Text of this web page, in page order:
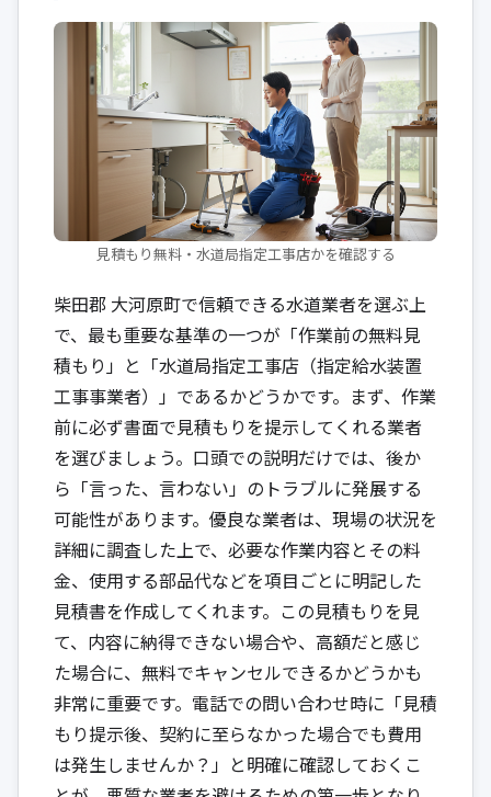
見積もり無料・水道局指定工事店かを確認する
柴田郡 大河原町で信頼できる水道業者を選ぶ上
で、最も重要な基準の一つが「作業前の無料見
積もり」と「水道局指定工事店（指定給水装置
工事事業者）」であるかどうかです。まず、作業
前に必ず書面で見積もりを提示してくれる業者
を選びましょう。口頭での説明だけでは、後か
ら「言った、言わない」のトラブルに発展する
可能性があります。優良な業者は、現場の状況を
詳細に調査した上で、必要な作業内容とその料
金、使用する部品代などを項目ごとに明記した
見積書を作成してくれます。この見積もりを見
て、内容に納得できない場合や、高額だと感じ
た場合に、無料でキャンセルできるかどうかも
非常に重要です。電話での問い合わせ時に「見積
もり提示後、契約に至らなかった場合でも費用
は発生しませんか？」と明確に確認しておくこ